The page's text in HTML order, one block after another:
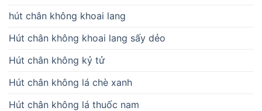
hút chân không khoai lang
Hút chân không khoai lang sấy dẻo
Hút chân không kỷ tử
Hút chân không lá chè xanh
Hút chân không lá thuốc nam